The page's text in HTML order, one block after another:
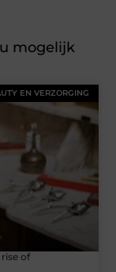
mogelijk
EN VERZORGING
of